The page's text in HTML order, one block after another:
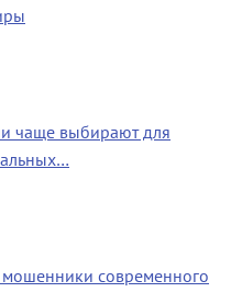
чаще выбирают для
современного